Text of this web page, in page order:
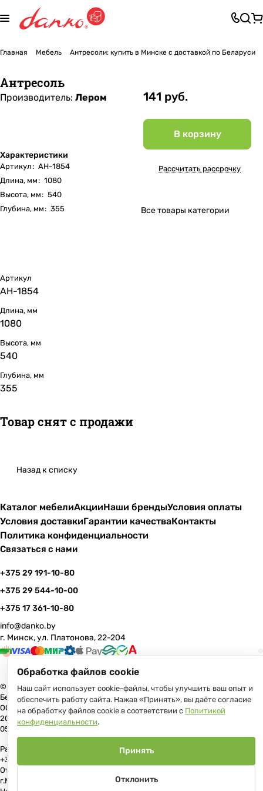
Главная Мебель Антресоли: купить в Минске с доставкой по Беларуси
Антресоль
Производитель: Лером
Характеристики
Артикул: АН-1854
Длина, мм: 1080
Высота, мм: 540
Глубина, мм: 355
141 руб.
В корзину
Рассчитать рассрочку
Все товары категории
Артикул
АН-1854
Длина, мм
1080
Высота, мм
540
Глубина, мм
355
Товар снят с продажи
Назад к списку
Каталог мебелиАкцииНаши брендыУсловия оплаты
Условия доставкиГарантии качестваКонтакты
Политика конфиденциальности
Связаться с нами
+375 29 191-10-80
+375 29 544-10-00
+375 17 361-10-80
info@danko.by
г. Минск, ул. Платонова, 22-204
© 2026 Данко Бай: качественная мебель с оперативной доставкой по
Беларуси
ООО «Гранд Парк», юр.адрес: 220005, Минск, ул. Платонова, 22, пом.
204 В торговом реестре с 17 июля 2013 г. Регистрация №191081534,
05.11.2008, Мингорисполком.
Рассмотрение обращений потребителей, телефон +375 (17) 361-10-80,
+375 (29) 191-10-80, +375 (29) 544-10-00, e-mail: info@danko.by
Отдел торговли и услуг Администрации Первомайского района
г.Минска: тел. +375(17)215-14-65, Начальник отдела: Жакович Юлия
Обработка файлов cookie
Наш сайт использует cookie-файлы, чтобы улучшить ваш опыт и
обеспечить работу сайта. Нажав «Принять», вы даёте согласие
на обработку файлов cookie в соответствии с Политикой
конфиденциальности.
Отклонить
Принять